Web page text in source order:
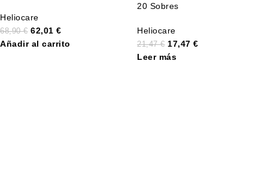
Heliocare
68,90€ 62,01 €
Añadir al carrito
20 Sobres
Heliocare
21,47€ 17,47 €
Leer más